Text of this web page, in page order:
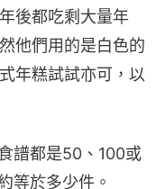
後都吃剩大量年
他們用的是白色的
年糕試試亦可，以
譜都是50、100或
等於多少件。